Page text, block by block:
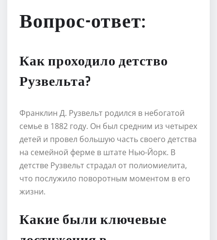
Вопрос-ответ:
Как проходило детство
Рузвельта?
Франклин Д. Рузвельт родился в небогатой
семье в 1882 году. Он был средним из четырех
детей и провел большую часть своего детства
на семейной ферме в штате Нью-Йорк. В
детстве Рузвельт страдал от полиомиелита,
что послужило поворотным моментом в его
жизни.
Какие были ключевые